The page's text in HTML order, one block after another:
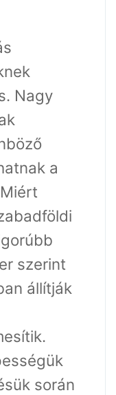
Nagy
a
szerint
állítják
során